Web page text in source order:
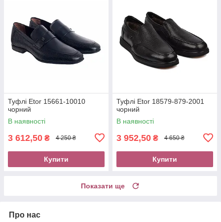
Туфлі Etor 15661-10010
чорний
В наявності
3 612,50 ₴ 4 250 ₴
Купити
Туфлі Etor 18579-879-2001
чорний
В наявності
3 952,50 ₴ 4 650 ₴
Купити
Показати ще
Про нас